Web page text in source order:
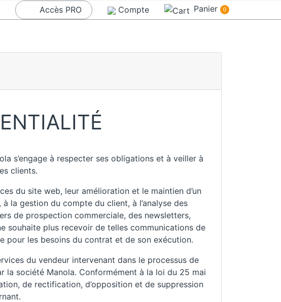
Accès PRO Compte Panier 0
s’engage à respecter ses obligations et à veiller à
clients.
du site web, leur amélioration et le maintien d’un
la gestion du compte du client, à l’analyse des
de prospection commerciale, des newsletters,
souhaite plus recevoir de telles communications de
pour les besoins du contrat et de son exécution.
du vendeur intervenant dans le processus de
la société Manola. Conformément à la loi du 25 mai
de rectification, d’opposition et de suppression